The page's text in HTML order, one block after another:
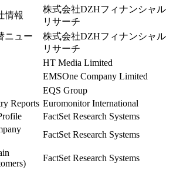
情報
株式会社DZHフィナンシャル
リサーチ
ニュー
株式会社DZHフィナンシャル
リサーチ
HT Media Limited
EMSOne Company Limited
EQS Group
Reports Euromonitor International
FactSet Research Systems
FactSet Research Systems
FactSet Research Systems